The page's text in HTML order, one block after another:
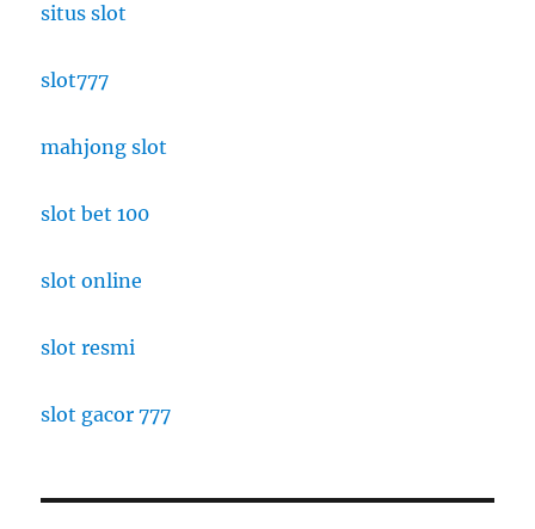
situs slot
slot777
mahjong slot
slot bet 100
slot online
slot resmi
slot gacor 777